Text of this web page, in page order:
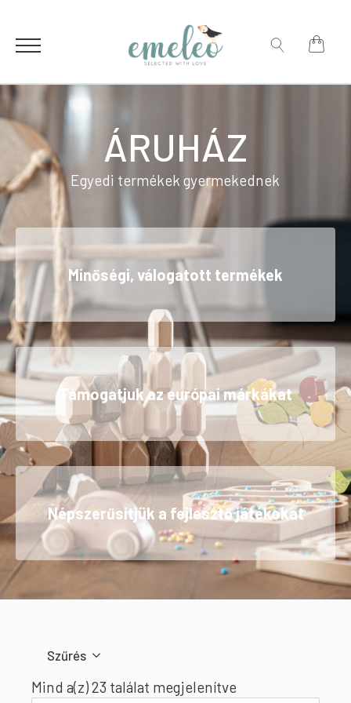
ÁRUHÁZ
Egyedi termékek gyermekednek
Minőségi, válogatott termékek
Támogatjuk az európai márkákat
Népszerűsítjük a fejlesztő játékokat
Szűrés
Mind a(z) 23 találat megjelenítve